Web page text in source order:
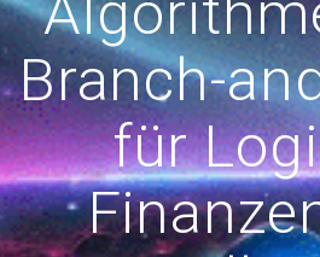
Branch-
für